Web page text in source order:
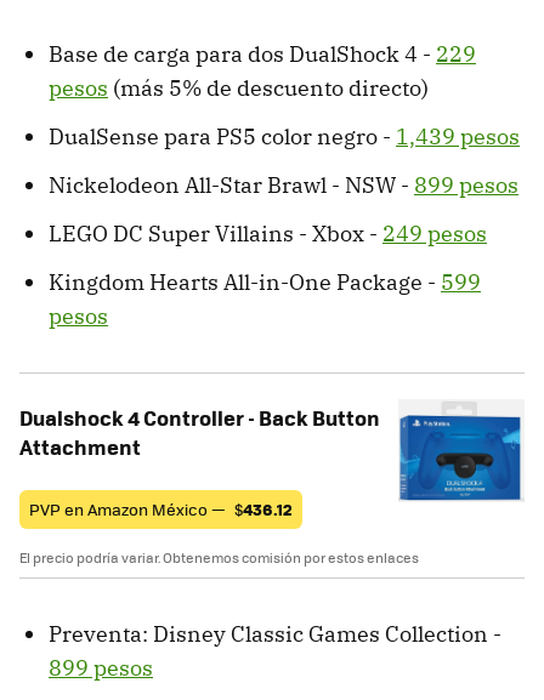
Base de carga para dos DualShock 4 - 229
pesos (más 5% de descuento directo)
DualSense para PS5 color negro - 1,439 pesos
Nickelodeon All-Star Brawl - NSW - 899 pesos
LEGO DC Super Villains - Xbox - 249 pesos
Kingdom Hearts All-in-One Package - 599
pesos
Dualshock 4 Controller - Back Button
Attachment
PVP en Amazon México — $436.12
El precio podría variar. Obtenemos comisión por estos enlaces
Preventa: Disney Classic Games Collection -
899 pesos